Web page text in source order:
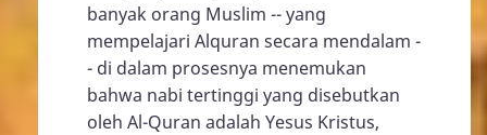
banyak orang Muslim -- yang
mempelajari Alquran secara mendalam -
- di dalam prosesnya menemukan
bahwa nabi tertinggi yang disebutkan
oleh Al-Quran adalah Yesus Kristus,